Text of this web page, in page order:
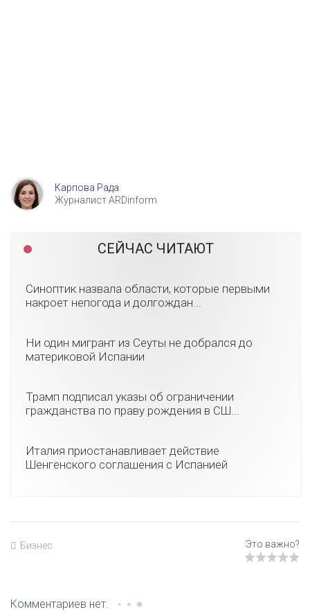
Карпова Рада
Журналист ARDinform
СЕЙЧАС ЧИТАЮТ
Синоптик назвала области, которые первыми
накроет непогода и долгождан...
Ни один мигрант из Сеуты не добрался до
материковой Испании
Трамп подписал указы об ограничении
гражданства по праву рождения в СШ...
Италия приостанавливает действие
Шенгенского соглашения с Испанией
Бизнес
Комментариев нет.